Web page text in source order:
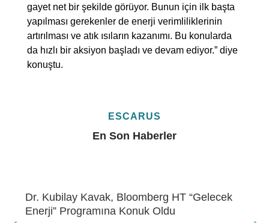
gayet net bir şekilde görüyor. Bunun için ilk başta
yapılması gerekenler de enerji verimliliklerinin
artırılması ve atık ısıların kazanımı. Bu konularda
da hızlı bir aksiyon başladı ve devam ediyor.” diye
konuştu.
ESCARUS
En Son Haberler
Dr. Kubilay Kavak, Bloomberg HT “Gelecek
Enerji” Programına Konuk Oldu